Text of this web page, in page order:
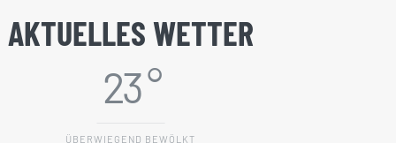
AKTUELLES WETTER
23 °
ÜBERWIEGEND BEWÖLKT